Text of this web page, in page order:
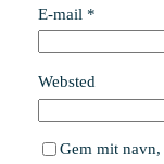
E-mail *
Websted
Gem mit